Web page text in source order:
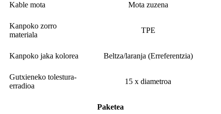
Kable mota Mota zuzena
Kanpoko zorro
materiala
TPE
Kanpoko jaka kolorea Beltza/laranja (Erreferentzia)
Gutxieneko tolestura-
erradioa
15 x diametroa
Paketea